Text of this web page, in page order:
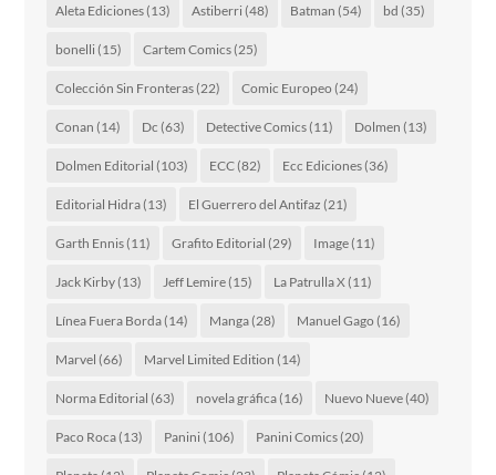
Aleta Ediciones(13) Astiberri(48) Batman (54) bd (35)
bonelli(15) Cartem Comics(25)
Colección Sin Fronteras(22) Comic Europeo (24)
Conan (14) Dc (63) Detective Comics(11) Dolmen (13)
Dolmen Editorial (103) ECC(82) Ecc Ediciones(36)
Editorial Hidra(13) El Guerrero del Antifaz (21)
Garth Ennis(11) Grafito Editorial (29) Image(11)
Jack Kirby(13) Jeff Lemire(15) La Patrulla X(11)
Línea Fuera Borda(14) Manga(28) Manuel Gago (16)
Marvel (66) Marvel Limited Edition (14)
Norma Editorial (63) novela gráfica(16) Nuevo Nueve(40)
Paco Roca(13) Panini(106) Panini Comics(20)